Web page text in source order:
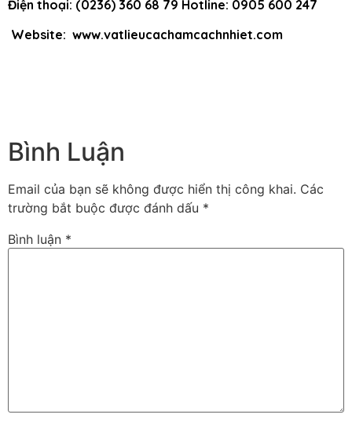
Điện thoại: (0236) 360 68 79 Hotline: 0905 600 247
Website: www.vatlieucachamcachnhiet.com
Bình Luận
Email của bạn sẽ không được hiển thị công khai. Các
trường bắt buộc được đánh dấu *
Bình luận *